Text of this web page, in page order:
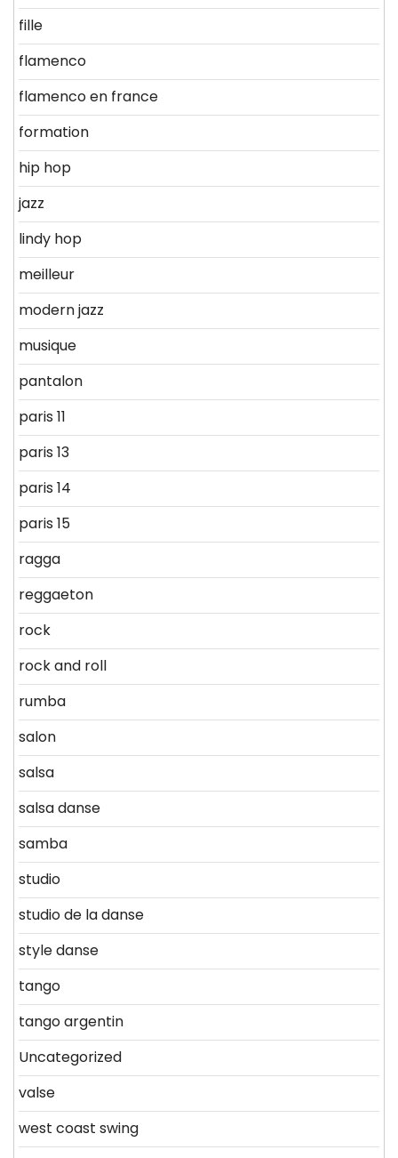
fille
flamenco
flamenco en france
formation
hip hop
jazz
lindy hop
meilleur
modern jazz
musique
pantalon
paris 11
paris 13
paris 14
paris 15
ragga
reggaeton
rock
rock and roll
rumba
salon
salsa
salsa danse
samba
studio
studio de la danse
style danse
tango
tango argentin
Uncategorized
valse
west coast swing